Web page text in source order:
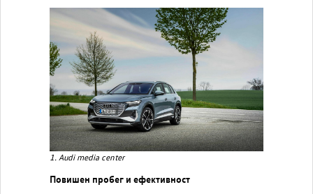
1. Audi media center
Повишен пробег и ефективност